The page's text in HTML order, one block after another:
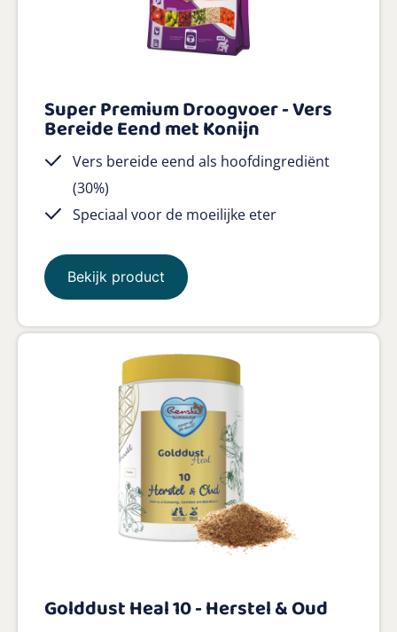
Super Premium Droogvoer - Vers
Bereide Eend met Konijn
Vers bereide eend als hoofdingrediënt
(30%)
Speciaal voor de moeilijke eter
Bekijk product
Golddust Heal 10 - Herstel & Oud